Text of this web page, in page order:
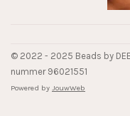
© 2022 - 2025 Beads by
nummer 96021551
Powered by JouwWeb